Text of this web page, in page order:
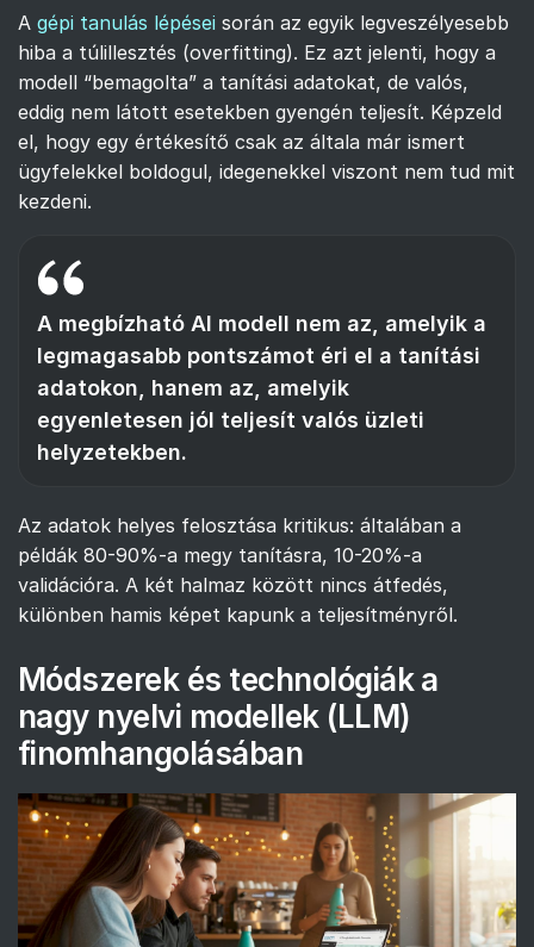
A gépi tanulás lépései során az egyik legveszélyesebb
hiba a túlillesztés (overfitting). Ez azt jelenti, hogy a
modell “bemagolta” a tanítási adatokat, de valós,
eddig nem látott esetekben gyengén teljesít. Képzeld
el, hogy egy értékesítő csak az általa már ismert
ügyfelekkel boldogul, idegenekkel viszont nem tud mit
kezdeni.
A megbízható AI modell nem az, amelyik a
legmagasabb pontszámot éri el a tanítási
adatokon, hanem az, amelyik
egyenletesen jól teljesít valós üzleti
helyzetekben.
Az adatok helyes felosztása kritikus: általában a
példák 80-90%-a megy tanításra, 10-20%-a
validációra. A két halmaz között nincs átfedés,
különben hamis képet kapunk a teljesítményről.
Módszerek és technológiák a
nagy nyelvi modellek (LLM)
finomhangolásában